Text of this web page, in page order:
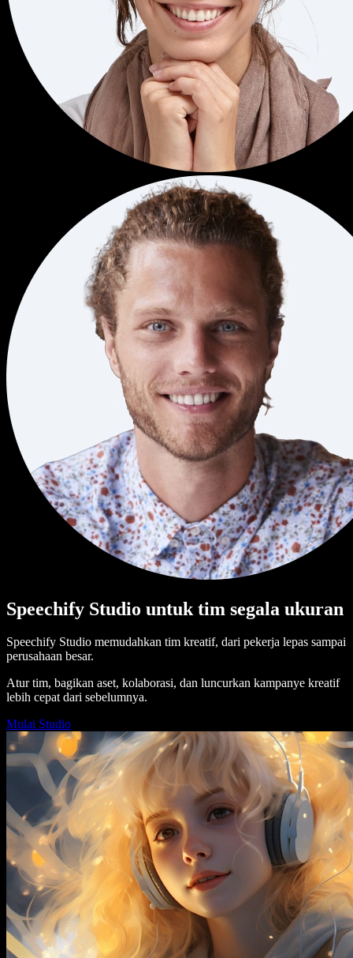
Speechify Studio untuk tim segala ukuran
Speechify Studio memudahkan tim kreatif, dari pekerja lepas sampai
perusahaan besar.
Atur tim, bagikan aset, kolaborasi, dan luncurkan kampanye kreatif
lebih cepat dari sebelumnya.
Mulai Studio